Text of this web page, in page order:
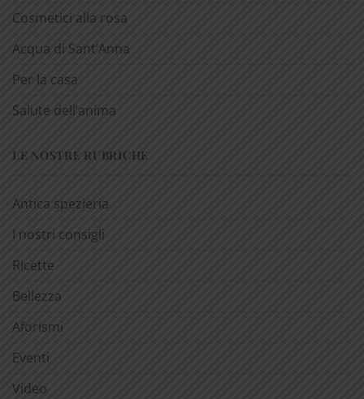
Cosmetici alla rosa
Acqua di Sant’Anna
Per la casa
Salute dell’anima
LE NOSTRE RUBRICHE
Antica spezieria
I nostri consigli
Ricette
Bellezza
Aforismi
Eventi
Video